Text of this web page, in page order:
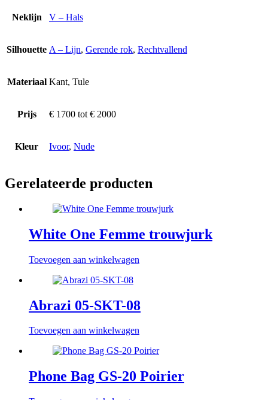
Neklijn V – Hals
Silhouette A – Lijn, Gerende rok, Rechtvallend
Materiaal Kant, Tule
Prijs € 1700 tot € 2000
Kleur Ivoor, Nude
Gerelateerde producten
White One Femme trouwjurk
Toevoegen aan winkelwagen
Abrazi 05-SKT-08
Toevoegen aan winkelwagen
Phone Bag GS-20 Poirier